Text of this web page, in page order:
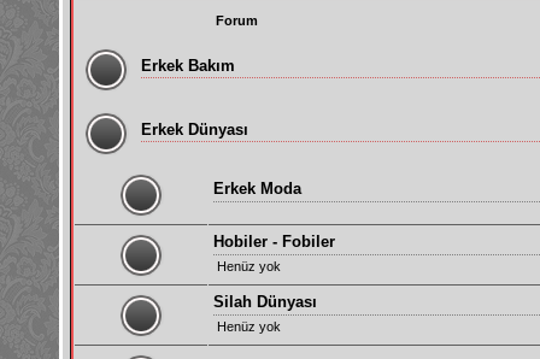
Forum
Erkek Bakım
Erkek Dünyası
Erkek Moda
Hobiler - Fobiler
Henüz yok
Silah Dünyası
Henüz yok